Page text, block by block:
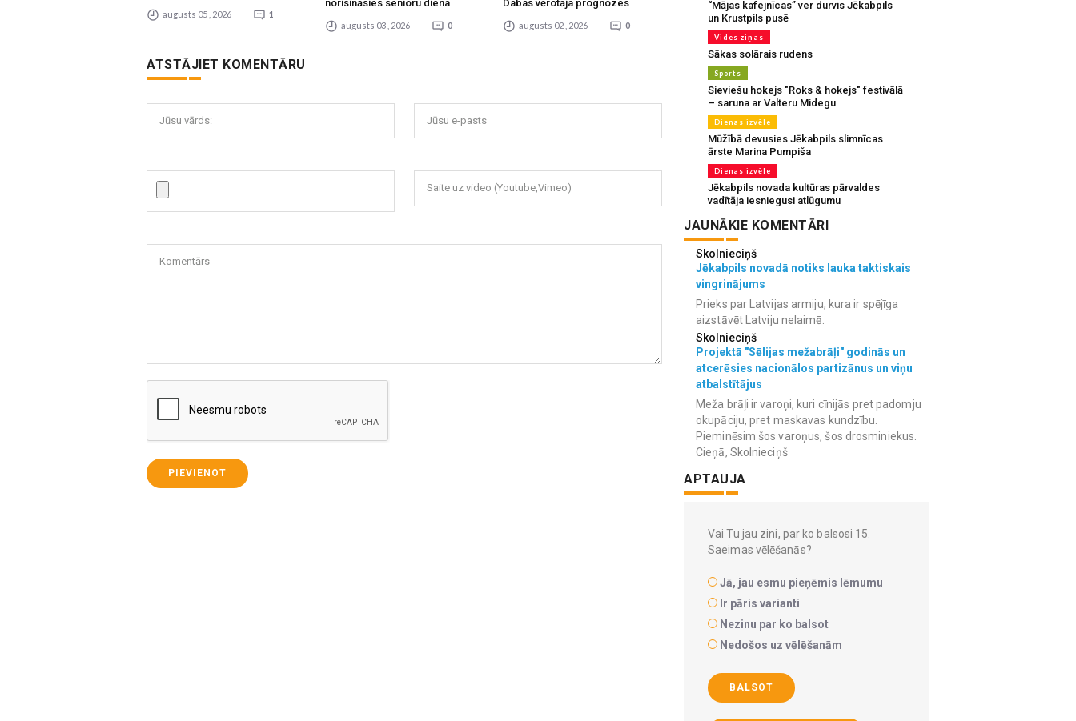
augusts 05 , 2026 1
norisināsies senioru diena
augusts 03 , 2026 0
Dabas vērotāja prognozes
augusts 02 , 2026 0
ATSTĀJIET KOMENTĀRU
Jūsu vārds: Jūsu e-pasts
Saite uz video (Youtube,Vimeo)
Komentārs
PIEVIENOT
“Mājas kafejnīcas” ver durvis Jēkabpils
un Krustpils pusē
Vides ziņas
Sākas solārais rudens
Sports
Sieviešu hokejs "Roks & hokejs" festivālā
– saruna ar Valteru Midegu
Dienas izvēle
Mūžībā devusies Jēkabpils slimnīcas
ārste Marina Pumpiša
Dienas izvēle
Jēkabpils novada kultūras pārvaldes
vadītāja iesniegusi atlūgumu
JAUNĀKIE KOMENTĀRI
Skolnieciņš
Jēkabpils novadā notiks lauka taktiskais
vingrinājums
Prieks par Latvijas armiju, kura ir spējīga
aizstāvēt Latviju nelaimē.
Skolnieciņš
Projektā "Sēlijas mežabrāļi" godinās un
atcerēsies nacionālos partizānus un viņu
atbalstītājus
Meža brāļi ir varoņi, kuri cīnijās pret padomju
okupāciju, pret maskavas kundzību.
Pieminēsim šos varoņus, šos drosminiekus.
Cieņā, Skolnieciņš
APTAUJA
Vai Tu jau zini, par ko balsosi 15.
Saeimas vēlēšanās?
Jā, jau esmu pieņēmis lēmumu
Ir pāris varianti
Nezinu par ko balsot
Nedošos uz vēlēšanām
BALSOT